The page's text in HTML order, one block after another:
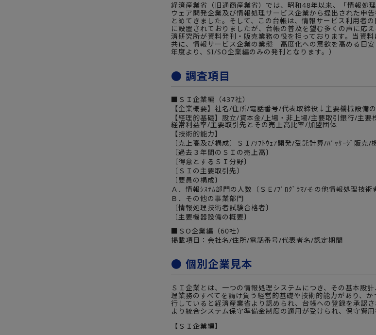
経済産業省（旧通商産業省）では、昭和48年以来、「情報処
ウェア開発企業及び情報処理サービス企業から提出された申
とめてきました。そして、この台帳は、情報サービス利用者
に設置されておりましたが、台帳の普及を望む多くの声に応
済研究所が資料発刊・販売業務の役を担っております。当資
共に、情報サービス企業の業態 高度化への意欲を高める目
年度より、SI/SO企業編のみの発刊となります。）
● 調査項目
■ＳＩ企業編（437社）
【企業概要】社名/住所/電話番号/代表取締役↓主要機械設備
【経理的基礎】設立/資本金/上場・非上場/主要取引銀行/主
経常利益率/主要取引先とその売上高比率/加盟団体
【技術的能力】
〔売上高及び構成〕ＳＩ/ｿﾌﾄｳｪｱ開発/受託計算/ﾊﾟｯｹｰｼﾞ販
〔過去３年間のＳＩの売上高〕
〔得意とするＳＩ分野〕
〔ＳＩの主要取引先〕
〔要員の構成〕
Ａ．情報ｼｽﾃﾑ部門の人数（ＳＥ/ﾌﾟﾛｸﾞﾗﾏ/その他情報処理技術
Ｂ．その他の事業部門
〔情報処理技術者試験合格者〕
〔主要機器設備の概要〕
■ＳO企業編（60社）
掲載項目：会社名/住所/電話番号/代表者名/認定期間
● 個別企業見本
ＳＩ企業とは、一つの情報処理システムにつき、その基本設
理業務のすべてを請け負う経営的基礎や技術的能力があり、
行していると経済産業省より認められ、台帳への登録を承認
より統合システム保守準備金制度の適用が受けられ、保守費
【ＳＩ企業編】